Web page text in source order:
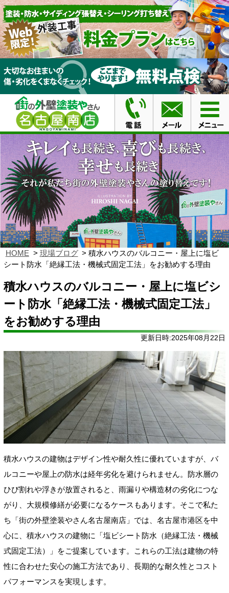
HOME 現場ブログ
積水ハウスのバルコニー・屋上に塩ビ
シート防水「絶縁工法・機械式固定工法」をお勧めする理由
積水ハウスのバルコニー・屋上に塩ビシ
ート防水「絶縁工法・機械式固定工法」
をお勧めする理由
更新日時:2025年08月22日
積水ハウスの建物はデザイン性や耐久性に優れていますが、バ
ルコニーや屋上の防水は経年劣化を避けられません。防水層の
ひび割れや浮きが放置されると、雨漏りや構造材の劣化につな
がり、大規模修繕が必要になるケースもあります。そこで私た
ち「街の外壁塗装やさん名古屋南店」では、名古屋市港区を中
心に、積水ハウスの建物に「塩ビシート防水（絶縁工法・機械
式固定工法）」をご提案しています。これらの工法は建物の特
性に合わせた安心の施工方法であり、長期的な耐久性とコスト
パフォーマンスを実現します。